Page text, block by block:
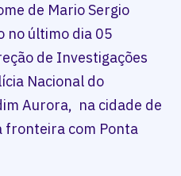
de Mario Sergio
no último dia 05
de Investigações
Nacional do
Aurora, na cidade de
fronteira com Ponta